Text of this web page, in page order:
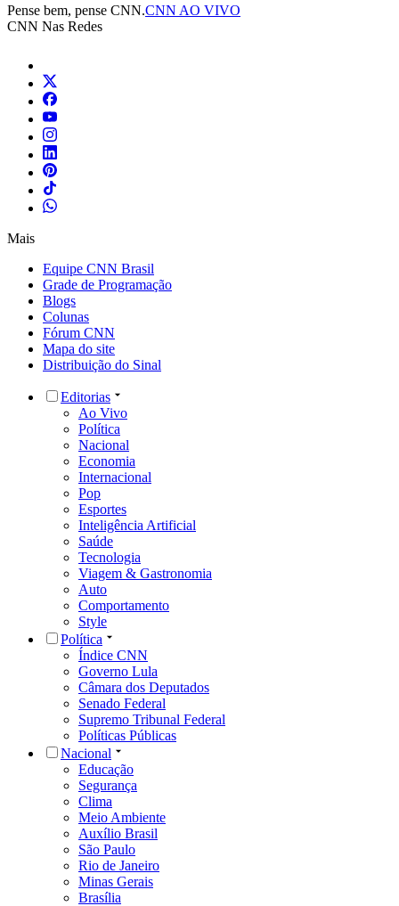
Pense bem, pense CNN.CNN AO VIVO
CNN Nas Redes
Mais
Equipe CNN Brasil
Grade de Programação
Blogs
Colunas
Fórum CNN
Mapa do site
Distribuição do Sinal
Editorias
Ao Vivo
Política
Nacional
Economia
Internacional
Pop
Esportes
Inteligência Artificial
Saúde
Tecnologia
Viagem & Gastronomia
Auto
Comportamento
Style
Política
Índice CNN
Governo Lula
Câmara dos Deputados
Senado Federal
Supremo Tribunal Federal
Políticas Públicas
Nacional
Educação
Segurança
Clima
Meio Ambiente
Auxílio Brasil
São Paulo
Rio de Janeiro
Minas Gerais
Brasília